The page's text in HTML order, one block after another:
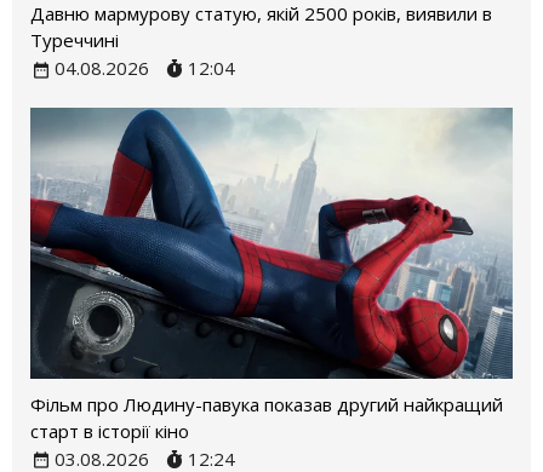
Давню мармурову статую, якій 2500 років, виявили в
Туреччині
04.08.2026
12:04
Фільм про Людину-павука показав другий найкращий
старт в історії кіно
03.08.2026
12:24